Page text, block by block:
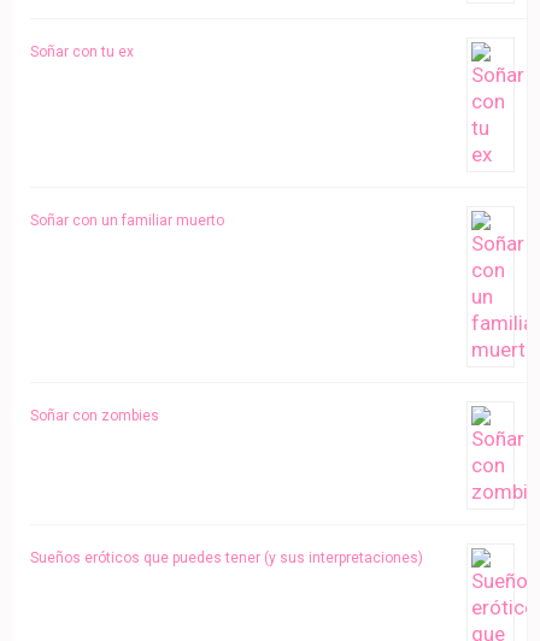
Soñar con tu ex
Soñar con un familiar muerto
Soñar con zombies
Sueños eróticos que puedes tener (y sus interpretaciones)